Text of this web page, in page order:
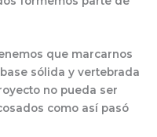
que marcarnos
sólida y vertebrada
no pueda ser
como así pasó